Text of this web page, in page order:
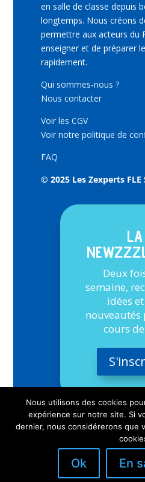
en salle de classe depuis
longtemps. Nous créons
permettre aux acteurs du
enseigner et de préparer
rapidement.
Qui sommes-nous ?
Nous contacter
Voir les CGV
Voir notre politique de
FAQ
© 2025 Les Zexperts FLE
LA
Deux
semaine,
idées
nouveautés
cours de
Nous utilisons des cookies
expérience sur notre site. Si
dernier, nous considérerons que
Ok En